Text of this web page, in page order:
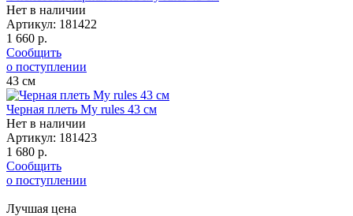
Нет в наличии
Артикул: 181422
1 660 р.
Сообщить
о поступлении
43 см
Черная плеть My rules 43 см
Нет в наличии
Артикул: 181423
1 680 р.
Сообщить
о поступлении
Лучшая цена